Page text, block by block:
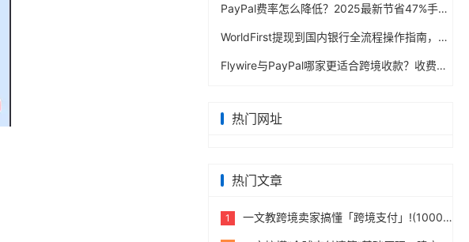
PayPal费率怎么降低？2025最新节省47%手续费方案
WorldFirst提现到国内银行全流程操作指南，卖家必读完整攻略
Flywire与PayPal哪家更适合跨境收款？收费到账体验全面评测
热门网址
热门文章
1 一文教跨境卖家搞懂「跨境支付」!(10000字)